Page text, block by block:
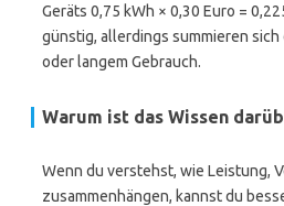
Geräts 0,75 kWh × 0,30 Euro =
günstig, allerdings summieren
oder langem Gebrauch.
Warum ist das Wissen
Wenn du verstehst, wie Leistung,
zusammenhängen, kannst du